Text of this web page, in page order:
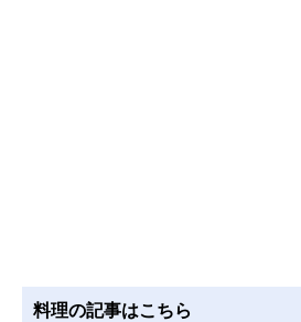
料理の記事はこちら